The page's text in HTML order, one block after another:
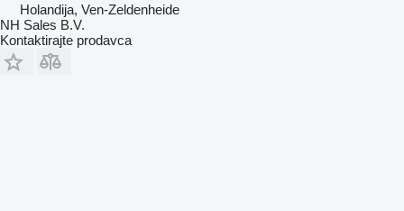
Holandija, Ven-Zeldenheide
NH Sales B.V.
Kontaktirajte prodavca